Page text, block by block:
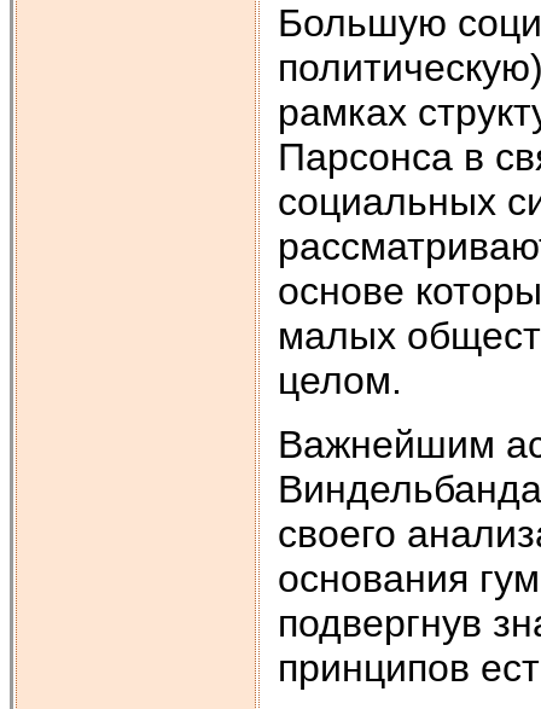
Большую
рамках
Парсонса в
социальных
основе
малых
целом.
Важнейшим
своего
основания
подвергнув
принципов